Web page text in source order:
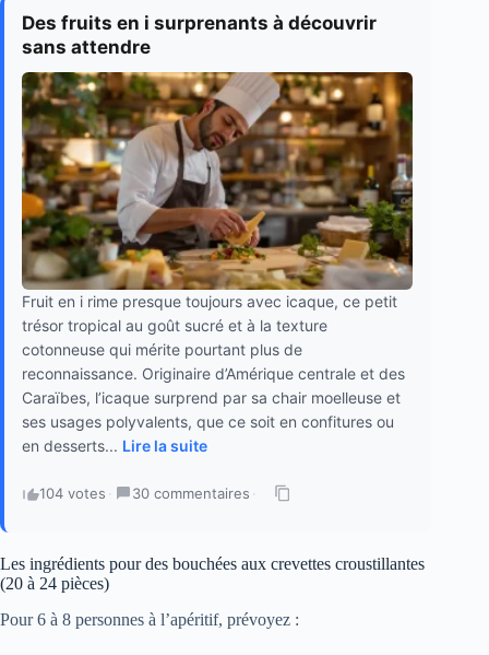
Des fruits en i surprenants à découvrir
sans attendre
Fruit en i rime presque toujours avec icaque, ce petit
trésor tropical au goût sucré et à la texture
cotonneuse qui mérite pourtant plus de
reconnaissance. Originaire d’Amérique centrale et des
Caraïbes, l’icaque surprend par sa chair moelleuse et
ses usages polyvalents, que ce soit en confitures ou
en desserts... Lire la suite
104 votes · 30 commentaires ·
Les ingrédients pour des bouchées aux crevettes croustillantes
(20 à 24 pièces)
Pour 6 à 8 personnes à l’apéritif, prévoyez :